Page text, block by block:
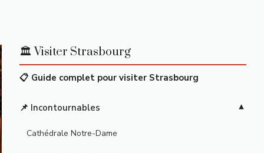
🏛️ Visiter Strasbourg
📋 Guide complet pour visiter Strasbourg
📌 Incontournables
Cathédrale Notre-Dame